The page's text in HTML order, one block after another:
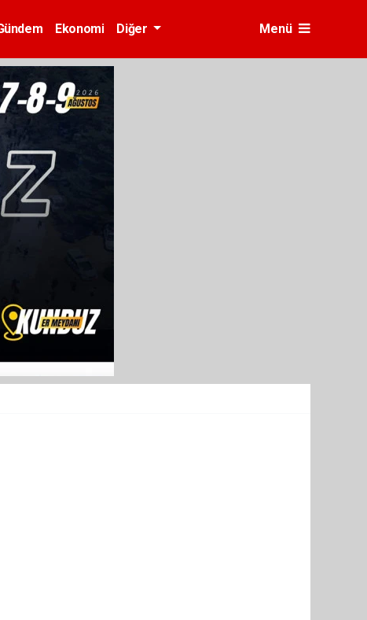
Ekonomi Diğer Menü